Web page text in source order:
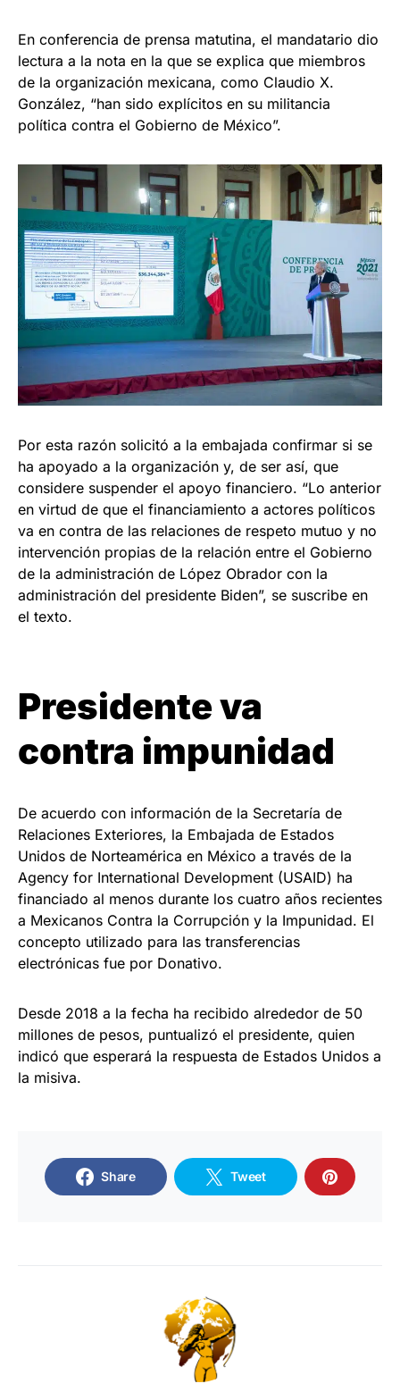
En conferencia de prensa matutina, el mandatario dio
lectura a la nota en la que se explica que miembros
de la organización mexicana, como Claudio X.
González, “han sido explícitos en su militancia
política contra el Gobierno de México”.
Por esta razón solicitó a la embajada confirmar si se
ha apoyado a la organización y, de ser así, que
considere suspender el apoyo financiero. “Lo anterior
en virtud de que el financiamiento a actores políticos
va en contra de las relaciones de respeto mutuo y no
intervención propias de la relación entre el Gobierno
de la administración de López Obrador con la
administración del presidente Biden”, se suscribe en
el texto.
Presidente va
contra impunidad
De acuerdo con información de la Secretaría de
Relaciones Exteriores, la Embajada de Estados
Unidos de Norteamérica en México a través de la
Agency for International Development (USAID) ha
financiado al menos durante los cuatro años recientes
a Mexicanos Contra la Corrupción y la Impunidad. El
concepto utilizado para las transferencias
electrónicas fue por Donativo.
Desde 2018 a la fecha ha recibido alrededor de 50
millones de pesos, puntualizó el presidente, quien
indicó que esperará la respuesta de Estados Unidos a
la misiva.
Share Tweet